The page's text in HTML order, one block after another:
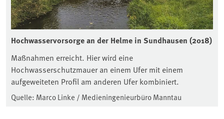
Hochwasservorsorge an der Helme in Sundhausen (2018)
Maßnahmen erreicht. Hier wird eine
Hochwasserschutzmauer an einem Ufer mit einem
aufgeweiteten Profil am anderen Ufer kombiniert.
Quelle: Marco Linke / Medieningenieurbüro Manntau